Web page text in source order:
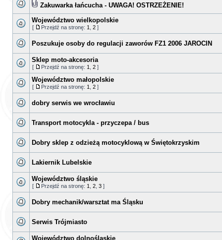
Zakuwarka łańcucha - UWAGA! OSTRZEŻENIE!
Województwo wielkopolskie
[ Przejdź na stronę: 1 2 ]
Poszukuje osoby do regulacji zaworów FZ1 2006 JAROCIN
Sklep moto-akcesoria
[ Przejdź na stronę: 1 2 ]
Województwo małopolskie
[ Przejdź na stronę: 1 2 ]
dobry serwis we wrocławiu
Transport motocykla - przyczepa / bus
Dobry sklep z odzieżą motocyklową w Świętokrzyskim
Lakiernik Lubelskie
Województwo śląskie
[ Przejdź na stronę: 1 2 3 ]
Dobry mechanik/warsztat ma Śląsku
Serwis Trójmiasto
Województwo dolnośląskie